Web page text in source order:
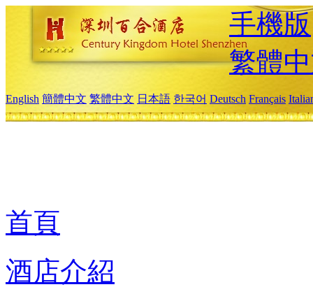
手機版
繁體
English 簡體中文 繁體中文 日本語 한국어 Deutsch Français
首頁
酒店介紹